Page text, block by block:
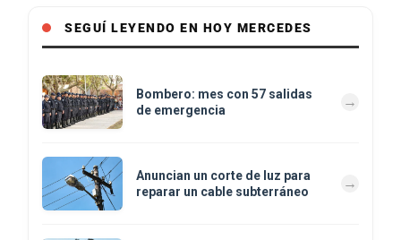
SEGUÍ LEYENDO EN HOY MERCEDES
Bombero: mes con 57 salidas
de emergencia
Anuncian un corte de luz para
reparar un cable subterráneo